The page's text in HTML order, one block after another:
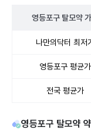
영등포구 탈모약
나만의닥터 최저
영등포구 평균가
전국 평균가
영등포구 탈모약